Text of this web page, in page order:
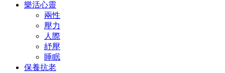
樂活心靈
兩性
壓力
人際
紓壓
睡眠
保養抗老